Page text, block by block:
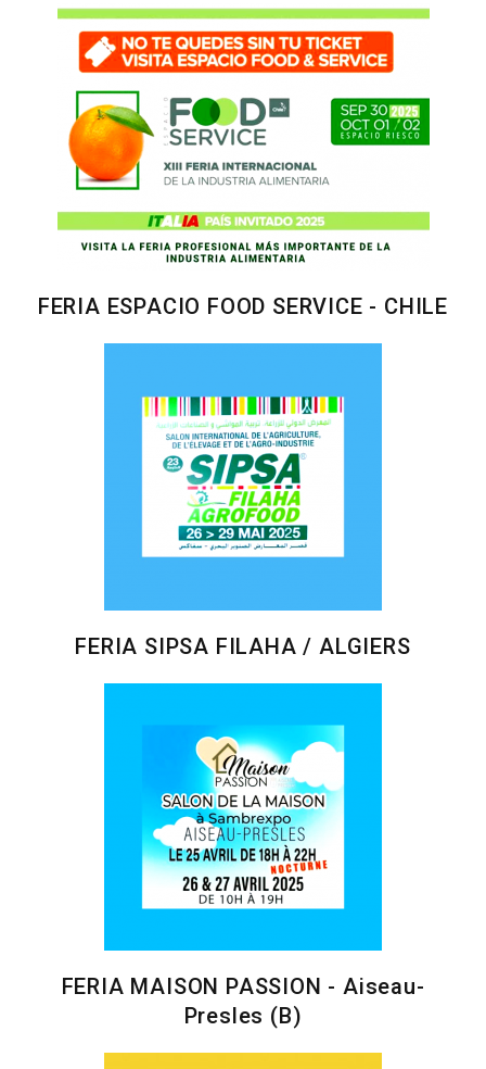
FERIA ESPACIO FOOD SERVICE - CHILE
FERIA SIPSA FILAHA / ALGIERS
FERIA MAISON PASSION - Aiseau-
Presles (B)